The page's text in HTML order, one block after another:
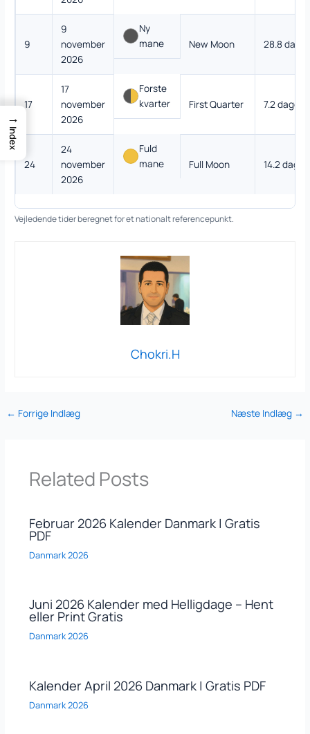
9
9
november
2026
Ny
mane
New Moon 28.8 dage
17
17
november
2026
Forste
kvarter
First Quarter 7.2 dage
24
24
november
2026
Fuld
mane
Full Moon 14.2 dage
Vejledende tider beregnet for et nationalt referencepunkt.
Chokri.H
← Forrige Indlæg Næste Indlæg →
Related Posts
Februar 2026 Kalender Danmark | Gratis
PDF
Danmark 2026
Juni 2026 Kalender med Helligdage – Hent
eller Print Gratis
Danmark 2026
Kalender April 2026 Danmark | Gratis PDF
Danmark 2026
→
Index